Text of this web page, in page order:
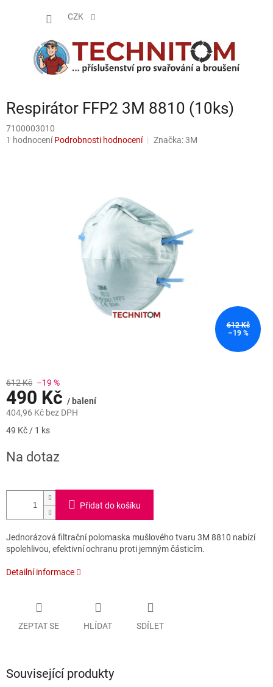
CZK
Respirátor FFP2 3M 8810 (10ks)
7100003010
Průměrné
1 hodnocení Podrobnosti hodnocení Značka:3M
612 Kč
–19 %
612 Kč –19 %
490 Kč / balení
404,96 Kč bez DPH
Měrná
49 Kč / 1 ks
Na dotaz
Přidat do košíku
Jednorázová filtrační polomaska mušlového tvaru 3M 8810 nabízí
spolehlivou, efektivní ochranu proti jemným částicím.
Detailní informace
ZEPTAT SE HLÍDAT SDÍLET
Související produkty